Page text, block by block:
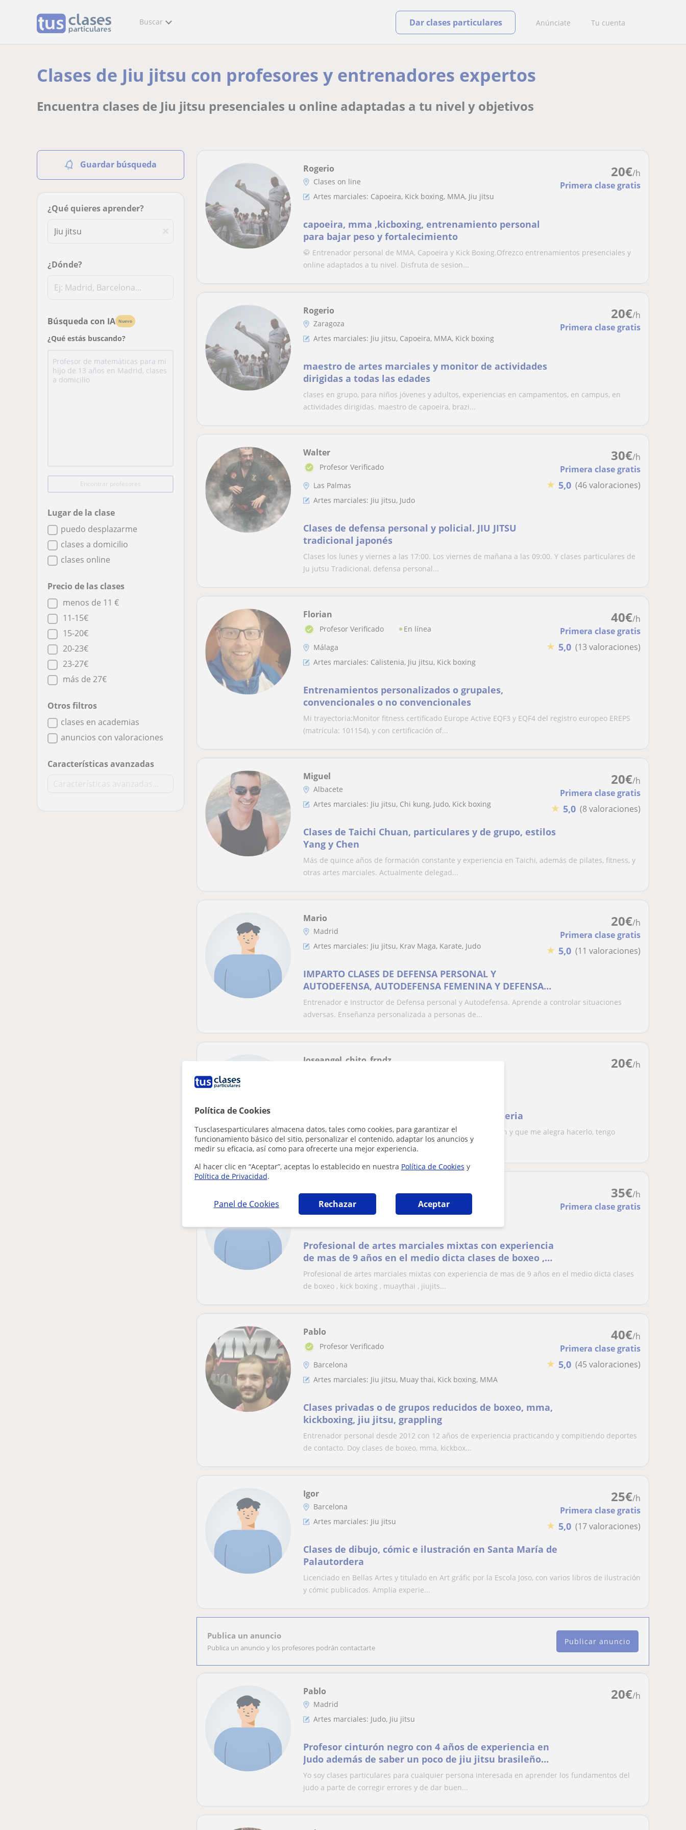
Política de Cookies
Tusclasesparticulares almacena datos, tales como cookies, para garantizar el
funcionamiento básico del sitio, personalizar el contenido, adaptar los anuncios y
medir su eficacia, así como para ofrecerte una mejor experiencia.
Al hacer clic en “Aceptar”, aceptas lo establecido en nuestra Política de Cookies y
Política de Privacidad.
Panel de Cookies Rechazar Aceptar
Buscar Anúnciate Tu cuenta
Dar clases particulares
Clases de Jiu jitsu con profesores y entrenadores expertos
Encuentra clases de Jiu jitsu presenciales u online adaptadas a tu nivel y objetivos
Guardar búsqueda
¿Qué quieres aprender?
¿Dónde?
Búsqueda con IA Nuevo
¿Qué estás buscando?
Encontrar profesores
Lugar de la clase
puedo desplazarme
clases a domicilio
clases online
Precio de las clases
menos de 11 €
11-15€
15-20€
20-23€
23-27€
más de 27€
Otros filtros
clases en academias
anuncios con valoraciones
Características avanzadas
20€/h
Primera clase gratis
Rogerio
Clases on line
Artes marciales: Capoeira, Kick boxing, MMA, Jiu jitsu
capoeira, mma ,kicboxing, entrenamiento personal
para bajar peso y fortalecimiento
🥋 Entrenador personal de MMA, Capoeira y Kick Boxing.Ofrezco entrenamientos presenciales y
online adaptados a tu nivel. Disfruta de sesion...
20€/h
Primera clase gratis
Rogerio
Zaragoza
Artes marciales: Jiu jitsu, Capoeira, MMA, Kick boxing
maestro de artes marciales y monitor de actividades
dirigidas a todas las edades
clases en grupo, para niños jóvenes y adultos, experiencias en campamentos, en campus, en
actividades dirigidas. maestro de capoeira, brazi...
30€/h
Primera clase gratis
★ 5,0 (46 valoraciones)
Walter
Profesor Verificado
Las Palmas
Artes marciales: Jiu jitsu, Judo
Clases de defensa personal y policial. JIU JITSU
tradicional japonés
Clases los lunes y viernes a las 17:00. Los viernes de mañana a las 09:00. Y clases particulares de
Ju jutsu Tradicional, defensa personal...
40€/h
Primera clase gratis
★ 5,0 (13 valoraciones)
Florian
Profesor Verificado
En línea
Málaga
Artes marciales: Calistenia, Jiu jitsu, Kick boxing
Entrenamientos personalizados o grupales,
convencionales o no convencionales
Mi trayectoria:Monitor fitness certificado Europe Active EQF3 y EQF4 del registro europeo EREPS
(matrícula: 101154), y con certificación of...
20€/h
Primera clase gratis
★ 5,0 (8 valoraciones)
Miguel
Albacete
Artes marciales: Jiu jitsu, Chi kung, Judo, Kick boxing
Clases de Taichi Chuan, particulares y de grupo, estilos
Yang y Chen
Más de quince años de formación constante y experiencia en Taichi, además de pilates, fitness, y
otras artes marciales. Actualmente delegad...
20€/h
Primera clase gratis
★ 5,0 (11 valoraciones)
Mario
Madrid
Artes marciales: Jiu jitsu, Krav Maga, Karate, Judo
IMPARTO CLASES DE DEFENSA PERSONAL Y
AUTODEFENSA, AUTODEFENSA FEMENINA Y DEFENSA
PERSONAL PARA NIÑOS
Entrenador e Instructor de Defensa personal y Autodefensa. Aprende a controlar situaciones
adversas. Enseñanza personalizada a personas de...
20€/h
Joseangel_chito_frndz
Profesor de mma con experiencia en la materia
Enseñar es mi pasión, es algo que hago con mucho corazón y que me alegra hacerlo, tengo
bastante experiencia en la materia entre otras cosa...
35€/h
Primera clase gratis
Barcelona
Artes marciales: Kick boxing, Jiu jitsu, Muay thai
Profesional de artes marciales mixtas con experiencia
de mas de 9 años en el medio dicta clases de boxeo ,
kick boxing , muaythai , jiujitsu , wrestling ,
acondicionamiento fisico y defensa personal , que
esperar para ser parte sin temor al exito?
Profesional de artes marciales mixtas con experiencia de mas de 9 años en el medio dicta clases
de boxeo , kick boxing , muaythai , jiujits...
40€/h
Primera clase gratis
★ 5,0 (45 valoraciones)
Pablo
Profesor Verificado
Barcelona
Artes marciales: Jiu jitsu, Muay thai, Kick boxing, MMA
Clases privadas o de grupos reducidos de boxeo, mma,
kickboxing, jiu jitsu, grappling
Entrenador personal desde 2012 con 12 años de experiencia practicando y compitiendo deportes
de contacto. Doy clases de boxeo, mma, kickbox...
25€/h
Primera clase gratis
★ 5,0 (17 valoraciones)
Igor
Barcelona
Artes marciales: Jiu jitsu
Clases de dibujo, cómic e ilustración en Santa María de
Palautordera
Licenciado en Bellas Artes y titulado en Art gráfic por la Escola Joso, con varios libros de ilustración
y cómic publicados. Amplia experie...
Publica un anuncio
Publica un anuncio y los profesores podrán contactarte
Publicar anuncio
20€/h
Pablo
Madrid
Artes marciales: Judo, Jiu jitsu
Profesor cinturón negro con 4 años de experiencia en
Judo además de saber un poco de jiu jitsu brasileño
con kimono
Yo soy clases particulares para cualquier persona interesada en aprender los fundamentos del
judo a parte de corregir errores y de dar buen...